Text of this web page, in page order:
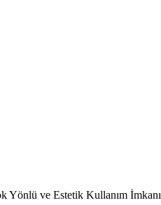
Yönlü ve Estetik Kullanım İmkanı